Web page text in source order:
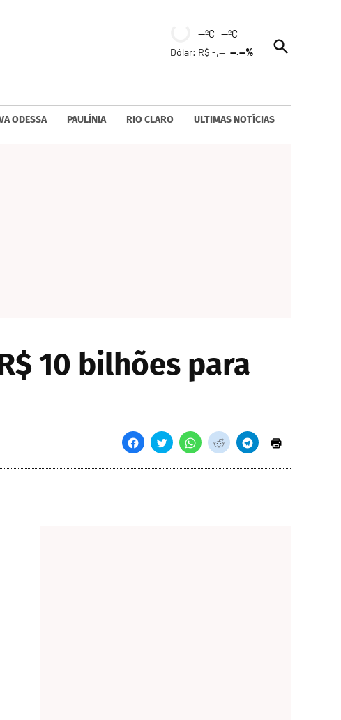
--ºC --ºC
Dólar: R$ -,----.--%
Open
Search
ODESSA PAULÍNIA RIO CLARO ULTIMAS NOTÍCIAS
10 bilhões para